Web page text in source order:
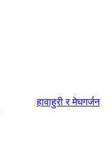
हावाहुरी र मेघगर्जन